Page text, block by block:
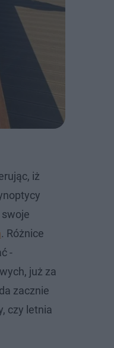
iż
swoje
. Różnice
-
już za
zacznie
czy letnia